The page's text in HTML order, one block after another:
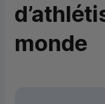
monde